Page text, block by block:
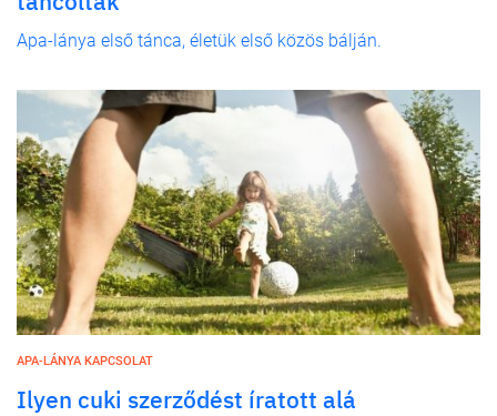
Apa-lánya első tánca, életük első közös bálján.
APA-LÁNYA KAPCSOLAT
Ilyen cuki szerződést íratott alá